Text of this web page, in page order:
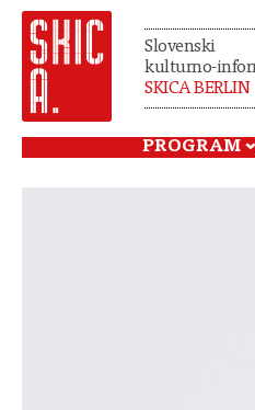
Slovenski
kulturno-
SKICA BERLIN
PROGRAM